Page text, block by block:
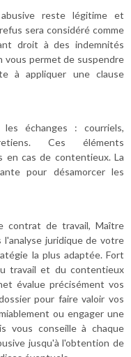
reste légitime et
sera considéré comme
droit à des indemnités
vous permet de suspendre
à appliquer une clause
les échanges : courriels,
Ces éléments
en cas de contentieux. La
pour désamorcer les
contrat de travail, Maître
l'analyse juridique de votre
la plus adaptée. Fort
travail et du contentieux
évalue précisément vos
pour faire valoir vos
ou engager une
vous conseille à chaque
jusqu'à l'obtention de